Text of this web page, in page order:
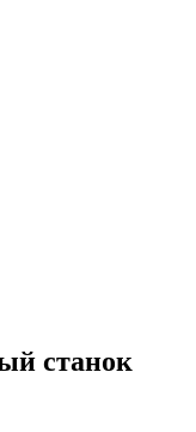
станок